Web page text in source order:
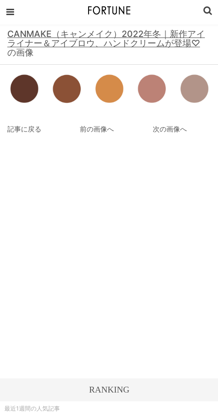
CANMAKE（キャンメイク）2022年冬｜新作アイ
ライナー＆アイブロウ、ハンドクリームが登場♡
の画像
記事に戻る 前の画像へ 次の画像へ
RANKING
最近1週間の人気記事